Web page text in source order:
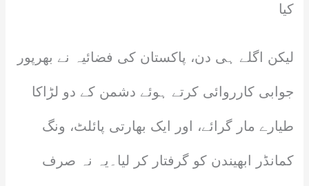
کیا
لیکن اگلے ہی دن، پاکستان کی فضائیہ نے بھرپور
جوابی کارروائی کرتے ہوئے دشمن کے دو لڑاکا
طیارے مار گرائے، اور ایک بھارتی پائلٹ، ونگ
کمانڈر ابھیندن کو گرفتار کر لیا۔یہ نہ صرف